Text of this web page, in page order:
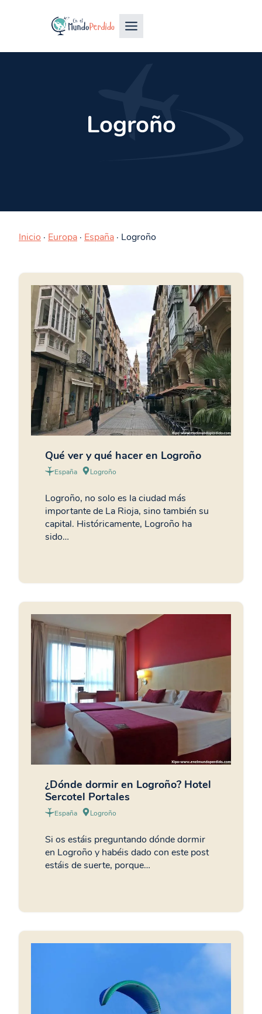
Logroño
Inicio · Europa · España · Logroño
Qué ver y qué hacer en Logroño
España Logroño
Logroño, no solo es la ciudad más
importante de La Rioja, sino también su
capital. Históricamente, Logroño ha
sido…
¿Dónde dormir en Logroño? Hotel
Sercotel Portales
España Logroño
Si os estáis preguntando dónde dormir
en Logroño y habéis dado con este post
estáis de suerte, porque…